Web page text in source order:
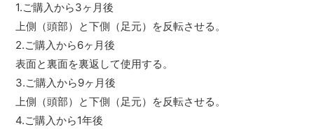
1.ご購入から3ヶ月後
上側（頭部）と下側（足元）を反転させる。
2.ご購入から6ヶ月後
表面と裏面を裏返して使用する。
3.ご購入から9ヶ月後
上側（頭部）と下側（足元）を反転させる。
4.ご購入から1年後